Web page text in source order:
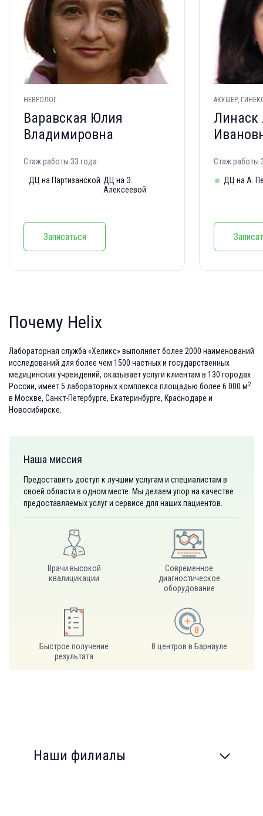
НЕВРОЛОГ
Варавская Юлия
Владимировна
Стаж работы 33 года
ДЦ на Партизанской ДЦ на Э.
Алексеевой
Записаться
АКУШЕР,
Линаск
Стаж работы
ДЦ на А.
Почему Helix
Лабораторная служба «Хеликс» выполняет более 2000 наименований
исследований для более чем 1500 частных и государственных
медицинских учреждений, оказывает услуги клиентам в 130 городах
России, имеет 5 лабораторных комплекса площадью более 6 000 м2
в Москве, Санкт-Петербурге, Екатеринбурге, Краснодаре и
Новосибирске.
Наша миссия
Предоставить доступ к лучшим услугам и специалистам в
своей области в одном месте. Мы делаем упор на качестве
предоставляемых услуг и сервисе для наших пациентов.
Врачи высокой
квалицикации
Современное
диагностическое
оборудование
Быстрое получение
результата
8 центров в Барнауле
Наши филиалы